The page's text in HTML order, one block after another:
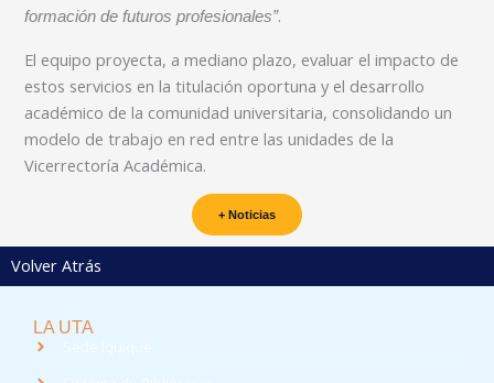
formación de futuros profesionales”.
El equipo proyecta, a mediano plazo, evaluar el impacto de
estos servicios en la titulación oportuna y el desarrollo
académico de la comunidad universitaria, consolidando un
modelo de trabajo en red entre las unidades de la
Vicerrectoría Académica.
+ Noticias
Volver Atrás
LA UTA